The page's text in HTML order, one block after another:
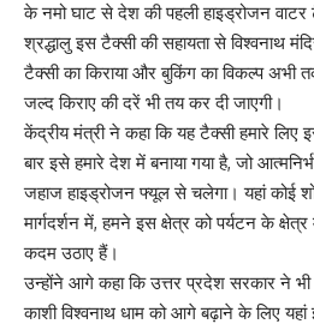
के नमो घाट से देश की पहली हाइड्रोजन
श्रद्धालु इस टैक्सी की सहायता से विश्वनाथ
टैक्सी का किराया और बुकिंग का विकल्प अभी
जल्द किराए की दरें भी तय कर दी जाएगी।
केंद्रीय मंत्री ने कहा कि यह टैक्सी हमारे लिए
बार इसे हमारे देश में बनाया गया है, जो
जहाज हाइड्रोजन फ्यूल से चलेगा। यहां कोई
मार्गदर्शन में, हमने इस क्षेत्र को पर्यटन के
कदम उठाए हैं।
उन्होंने आगे कहा कि उत्तर प्रदेश सरकार ने
काशी विश्वनाथ धाम को आगे बढ़ाने के लिए